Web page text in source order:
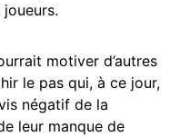
motiver d’autres
le pas qui, à ce jour,
négatif de la
leur manque de